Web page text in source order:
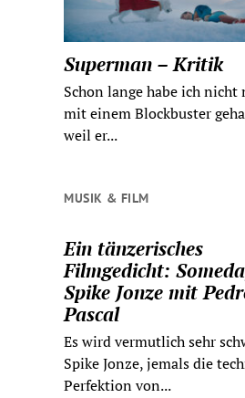
Superman – Kritik
Schon lange habe ich nicht
mit einem Blockbuster
weil er...
MUSIK & FILM
Ein tänzerisches
Filmgedicht:
Spike Jonze mit
Pascal
Es wird vermutlich sehr
Spike Jonze, jemals die
Perfektion von...